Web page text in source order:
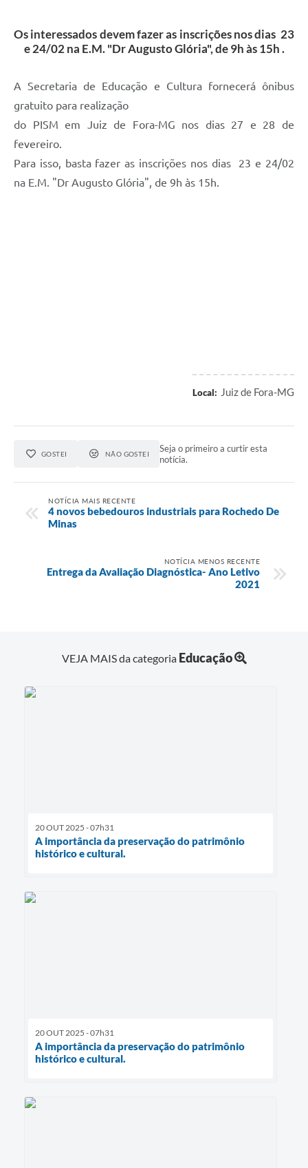
Os interessados devem fazer as inscrições nos dias 23
e 24/02 na E.M. "Dr Augusto Glória", de 9h às 15h .
A Secretaria de Educação e Cultura fornecerá ônibus
gratuito para realização
do PISM em Juiz de Fora-MG nos dias 27 e 28 de
fevereiro.
Para isso, basta fazer as inscrições nos dias 23 e 24/02
na E.M. "Dr Augusto Glória", de 9h às 15h.
Local: Juiz de Fora-MG
GOSTEI NÃO GOSTEI
Seja o primeiro a curtir esta
notícia.
NOTÍCIA MAIS RECENTE
4 novos bebedouros industriais para Rochedo De
Minas
NOTÍCIA MENOS RECENTE
Entrega da Avaliação Diagnóstica- Ano Letivo
2021
VEJA MAIS da categoria Educação
20 OUT 2025 - 07h31
A importância da preservação do patrimônio
histórico e cultural.
20 OUT 2025 - 07h31
A importância da preservação do patrimônio
histórico e cultural.